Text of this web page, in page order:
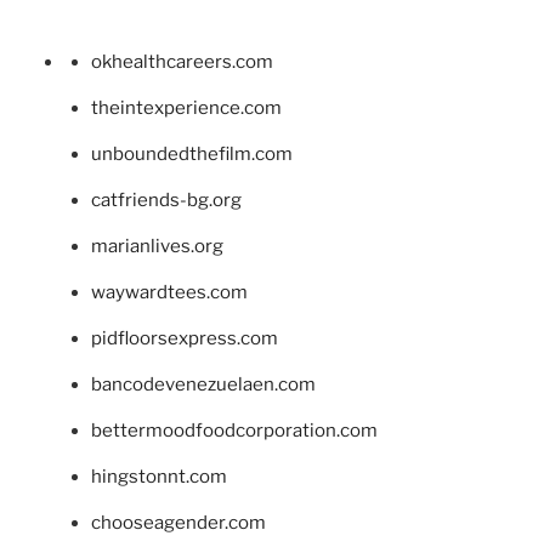
okhealthcareers.com
theintexperience.com
unboundedthefilm.com
catfriends-bg.org
marianlives.org
waywardtees.com
pidfloorsexpress.com
bancodevenezuelaen.com
bettermoodfoodcorporation.com
hingstonnt.com
chooseagender.com